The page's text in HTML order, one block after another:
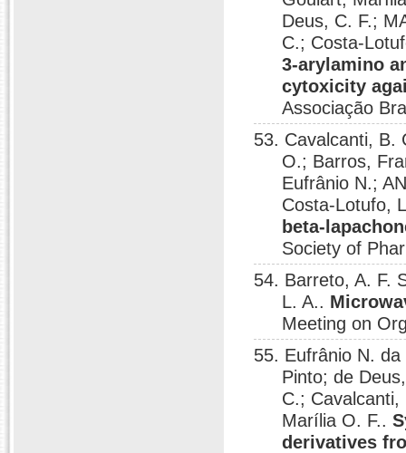
Deus, C. F.;
C.; Costa-
3-arylamino
cytoxicity
Associação
53. Cavalcanti, B.
O.; Barros,
Eufrânio N.;
Costa-Lotufo,
beta-
Society of
54. Barreto, A. F.
L. A..
Meeting on
55. Eufrânio N.
Pinto; de
C.;
Marília O. F..
derivatives